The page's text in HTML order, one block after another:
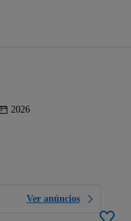
2026
Ver anúncios